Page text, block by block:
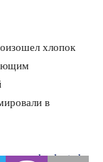
хлопок
в
kazlenta.kz